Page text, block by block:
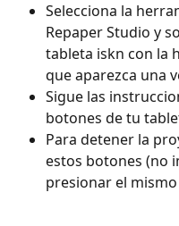
Selecciona la
Repaper Studio y
tableta iskn con la
que aparezca una
Sigue las
botones de tu
Para detener la
estos botones (no
presionar el